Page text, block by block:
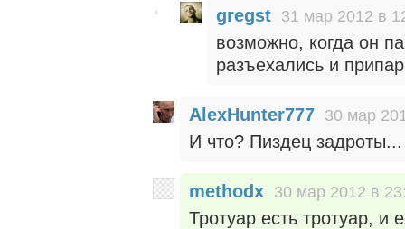
gregst 31 мар 2012 в
возможно, когда он
разъехались и
AlexHunter777 30 мар
И что? Пиздец
methodx 30 мар 2012 в
Тротуар есть тротуар, и